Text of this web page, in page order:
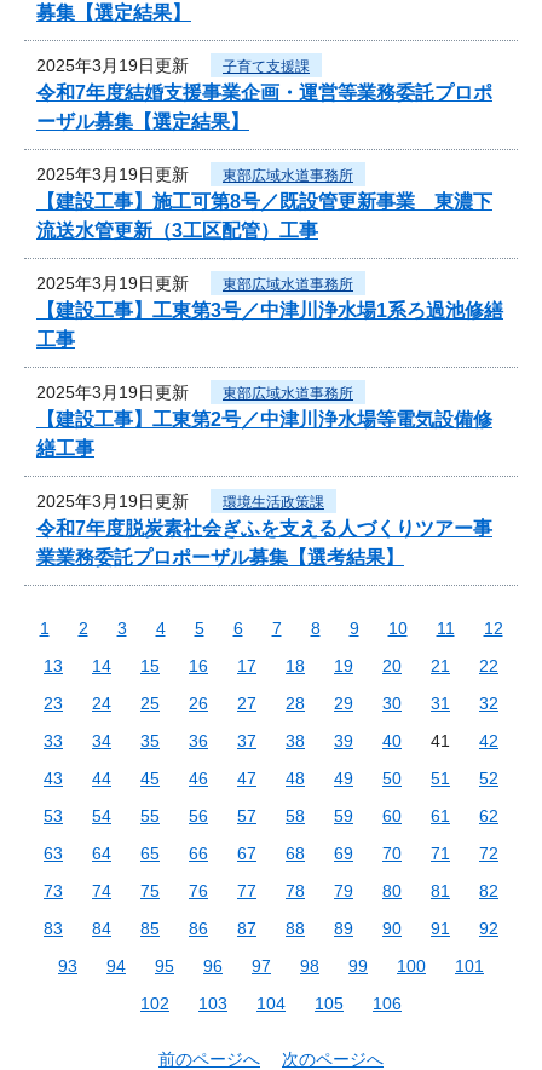
募集【選定結果】
2025年3月19日更新 子育て支援課
令和7年度結婚支援事業企画・運営等業務委託プロポ
ーザル募集【選定結果】
2025年3月19日更新 東部広域水道事務所
【建設工事】施工可第8号／既設管更新事業 東濃下
流送水管更新（3工区配管）工事
2025年3月19日更新 東部広域水道事務所
【建設工事】工東第3号／中津川浄水場1系ろ過池修繕
工事
2025年3月19日更新 東部広域水道事務所
【建設工事】工東第2号／中津川浄水場等電気設備修
繕工事
2025年3月19日更新 環境生活政策課
令和7年度脱炭素社会ぎふを支える人づくりツアー事
業業務委託プロポーザル募集【選考結果】
1 2 3 4 5 6 7 8 9 10 11
12
13
14 15 16 17 18 19 20 21
22
23
24 25 26 27 28 29 30 31
32
33
34 35 36 37 38 39 40 41
42
43
44 45 46 47 48 49 50 51
52
53
54 55 56 57 58 59 60 61
62
63
64 65 66 67 68 69 70 71
72
73
74 75 76 77 78 79 80 81
82
83
84 85 86 87 88 89 90 91
92
93
94 95 96 97 98 99 100
101
102
103 104 105 106
前のページへ 次のページへ